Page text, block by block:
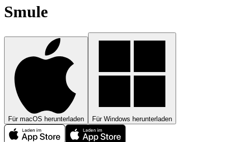
Smule
Für macOS herunterladen Für Windows herunterladen